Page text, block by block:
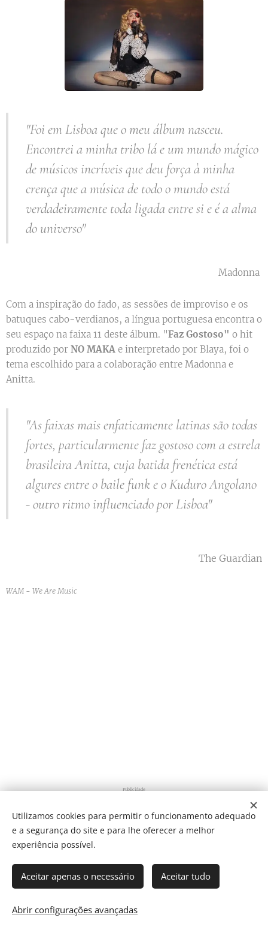
"Foi em Lisboa que o meu álbum nasceu.
Encontrei a minha tribo lá e um mundo mágico
de músicos incríveis que deu força à minha
crença que a música de todo o mundo está
verdadeiramente toda ligada entre si e é a alma
do universo"
Madonna
Com a inspiração do fado, as sessões de improviso e os
batuques cabo-verdianos, a língua portuguesa encontra o
seu espaço na faixa 11 deste álbum. "Faz Gostoso" o hit
produzido por NO MAKA e interpretado por Blaya, foi o
tema escolhido para a colaboração entre Madonna e
Anitta.
"As faixas mais enfaticamente latinas são todas
fortes, particularmente faz gostoso com a estrela
brasileira Anitta, cuja batida frenética está
algures entre o baile funk e o Kuduro Angolano
- outro ritmo influenciado por Lisboa"
The Guardian
WAM - We Are Music
Publicidade
Share
Director: J. Ricardo C. Coelho
Utilizamos cookies para permitir o funcionamento adequado
e a segurança do site e para lhe oferecer a melhor
experiência possível.
Aceitar apenas o necessário Aceitar tudo
Abrir configurações avançadas